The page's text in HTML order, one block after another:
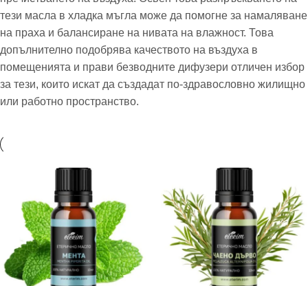
тези масла в хладка мъгла може да помогне за намаляване
на праха и балансиране на нивата на влажност. Това
допълнително подобрява качеството на въздуха в
помещенията и прави безводните дифузери отличен избор
за тези, които искат да създадат по-здравословно жилищно
или работно пространство.